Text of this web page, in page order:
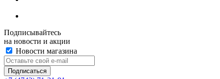
Подписывайтесь
на новости и акции
Новости магазина